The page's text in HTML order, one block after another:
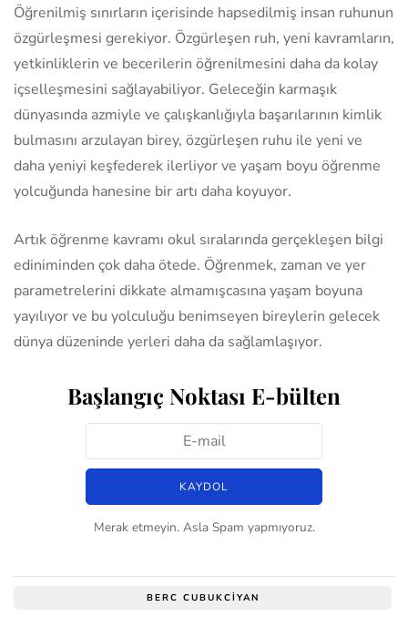
Öğrenilmiş sınırların içerisinde hapsedilmiş insan ruhunun
özgürleşmesi gerekiyor. Özgürleşen ruh, yeni kavramların,
yetkinliklerin ve becerilerin öğrenilmesini daha da kolay
içselleşmesini sağlayabiliyor. Geleceğin karmaşık
dünyasında azmiyle ve çalışkanlığıyla başarılarının kimlik
bulmasını arzulayan birey, özgürleşen ruhu ile yeni ve
daha yeniyi keşfederek ilerliyor ve yaşam boyu öğrenme
yolcuğunda hanesine bir artı daha koyuyor.
Artık öğrenme kavramı okul sıralarında gerçekleşen bilgi
ediniminden çok daha ötede. Öğrenmek, zaman ve yer
parametrelerini dikkate almamışcasına yaşam boyuna
yayılıyor ve bu yolculuğu benimseyen bireylerin gelecek
dünya düzeninde yerleri daha da sağlamlaşıyor.
Başlangıç Noktası E-bülten
Merak etmeyin. Asla Spam yapmıyoruz.
BERC CUBUKCIYAN